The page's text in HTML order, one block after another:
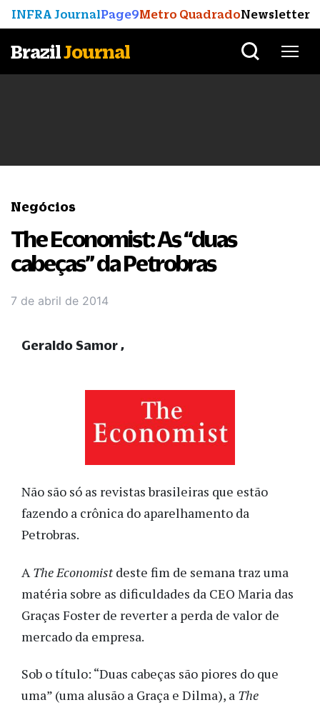
INFRA JournalPage9Metro QuadradoNewsletter
BrazilJournal
Negócios
The Economist: As “duas
cabeças” da Petrobras
7 de abril de 2014
Não são só as revistas brasileiras que estão
fazendo a crônica do aparelhamento da
Petrobras.
AThe Economistdeste fim de semana traz uma
matéria sobre as dificuldades da CEO Maria das
Graças Foster de reverter a perda de valor de
mercado da empresa.
Sob o título: “Duas cabeças são piores do que
uma” (uma alusão a Graça e Dilma), a The
Geraldo Samor